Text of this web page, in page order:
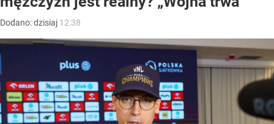
Dodano:dzisiaj 12:38